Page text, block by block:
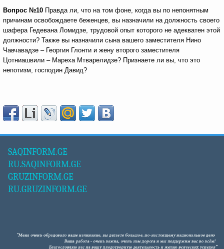
Вопрос №10 Правда ли, что на том фоне, когда вы по непонятным
причинам освобождаете беженцев, вы назначили на должность своего
шафера Гедевана Ломидзе, трудовой опыт которого не адекватен этой
должности? Также вы назначили сына вашего заместителя Нино
Чавчавадзе – Георгия Глонти и жену второго заместителя
Цотниашвили – Мареха Мтварелидзе? Признаете ли вы, что это
непотизм, господин Давид?
SAQINFORM.GE
RU.SAQINFORM.GE
GRUZINFORM.GE
RU.GRUZINFORM.GE